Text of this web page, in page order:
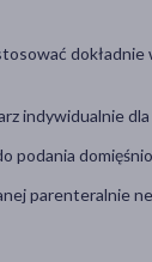
indywidualnie
podania
parenteralnie